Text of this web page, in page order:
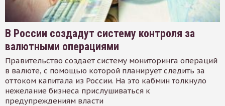
В России создадут систему контроля за
валютными операциями
Правительство создает систему мониторинга операций
в валюте, с помощью которой планирует следить за
оттоком капитала из России. На это кабмин толкнуло
нежелание бизнеса прислушиваться к
предупреждениям власти